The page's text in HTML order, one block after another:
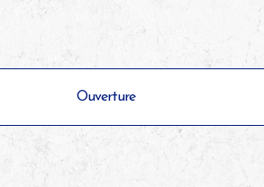
Ouverture